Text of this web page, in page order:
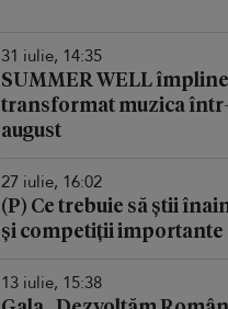
31 iulie, 14:35
SUMMER WELL
transformat muzica
august
27 iulie, 16:02
(P) Ce trebuie să știi
și competiții importante
13 iulie, 15:38